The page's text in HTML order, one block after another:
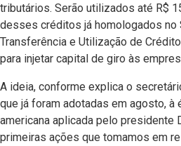
tributários. Serão utilizados até R$
desses créditos já homologados no
Transferência e Utilização de
para injetar capital de giro às
A ideia, conforme explica o
que já foram adotadas em agosto, à
americana aplicada pelo presidente
primeiras ações que tomamos em